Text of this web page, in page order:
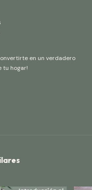
en un verdadero
tu hogar!